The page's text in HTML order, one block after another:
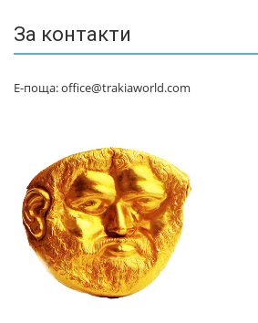
За контакти
Е-поща: office@trakiaworld.com